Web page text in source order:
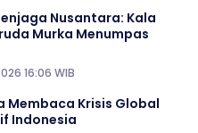
Nusantara: Kala
Murka Menumpas
16:06 WIB
Membaca Krisis Global
Indonesia